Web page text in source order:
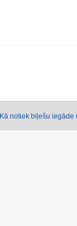
Kā notiek biļešu iegāde